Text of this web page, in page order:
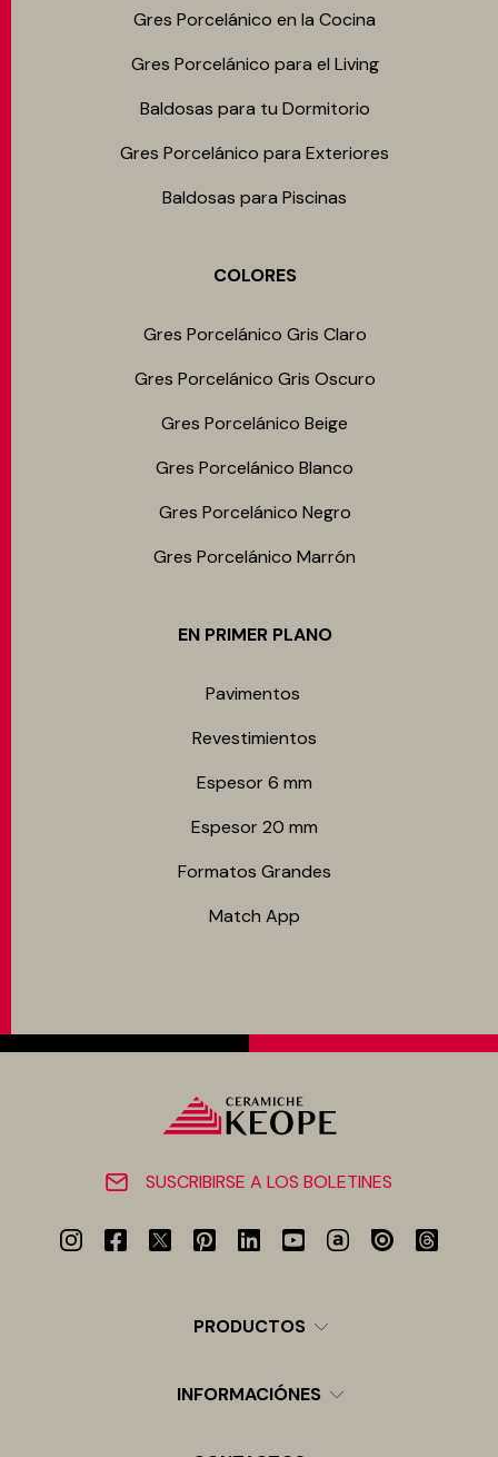
Gres Porcelánico en la Cocina
Gres Porcelánico para el Living
Baldosas para tu Dormitorio
Gres Porcelánico para Exteriores
Baldosas para Piscinas
COLORES
Gres Porcelánico Gris Claro
Gres Porcelánico Gris Oscuro
Gres Porcelánico Beige
Gres Porcelánico Blanco
Gres Porcelánico Negro
Gres Porcelánico Marrón
EN PRIMER PLANO
Pavimentos
Revestimientos
Espesor 6 mm
Espesor 20 mm
Formatos Grandes
Match App
SUSCRIBIRSE A LOS BOLETINES
PRODUCTOS
INFORMACIÓNES